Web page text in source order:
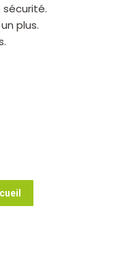
plus.